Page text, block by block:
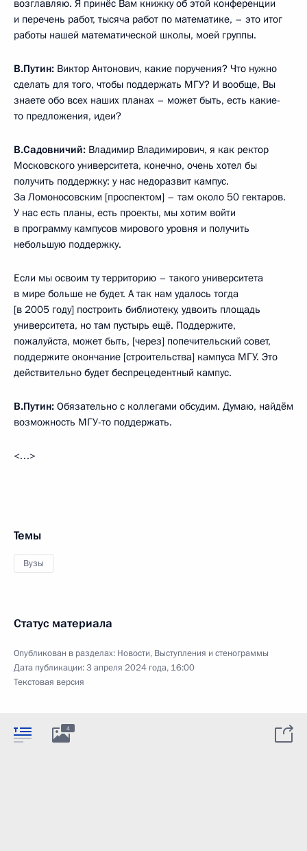
возглавляю. Я принёс Вам книжку об этой конференции
и перечень работ, тысяча работ по математике, – это итог
работы нашей математической школы, моей группы.
В.Путин: Виктор Антонович, какие поручения? Что нужно
сделать для того, чтобы поддержать МГУ? И вообще, Вы
знаете обо всех наших планах – может быть, есть какие-
то предложения, идеи?
В.Садовничий: Владимир Владимирович, я как ректор
Московского университета, конечно, очень хотел бы
получить поддержку: у нас недоразвит кампус.
За Ломоносовским [проспектом] – там около 50 гектаров.
У нас есть планы, есть проекты, мы хотим войти
в программу кампусов мирового уровня и получить
небольшую поддержку.
Если мы освоим ту территорию – такого университета
в мире больше не будет. А так нам удалось тогда
[в 2005 году] построить библиотеку, удвоить площадь
университета, но там пустырь ещё. Поддержите,
пожалуйста, может быть, [через] попечительский совет,
поддержите окончание [строительства] кампуса МГУ. Это
действительно будет беспрецедентный кампус.
В.Путин: Обязательно с коллегами обсудим. Думаю, найдём
возможность МГУ-то поддержать.
<…>
Темы
Вузы
Статус материала
Опубликован в разделах: Новости, Выступления и стенограммы
Дата публикации:3 апреля 2024 года, 16:00
Текстовая версия
4